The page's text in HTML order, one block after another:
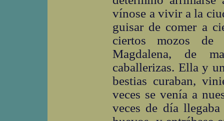
vínose a vivir a la
guisar de comer a
ciertos mozos de
Magdalena, de
caballerizas. Ella y
bestias curaban,
veces se venía a
veces de día